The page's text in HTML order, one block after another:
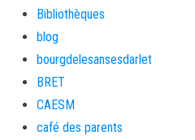
Bibliothèques
blog
bourgdelesansesdarlet
BRET
CAESM
café des parents